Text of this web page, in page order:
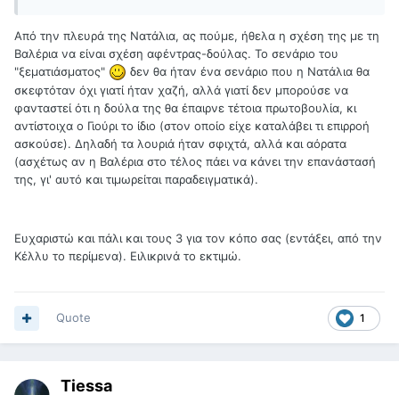
Από την πλευρά της Νατάλια, ας πούμε, ήθελα η σχέση της με τη
Βαλέρια να είναι σχέση αφέντρας-δούλας. Το σενάριο του
"ξεματιάσματος"
δεν θα ήταν ένα σενάριο που η Νατάλια θα
σκεφτόταν όχι γιατί ήταν χαζή, αλλά γιατί δεν μπορούσε να
φανταστεί ότι η δούλα της θα έπαιρνε τέτοια πρωτοβουλία, κι
αντίστοιχα ο Γιούρι το ίδιο (στον οποίο είχε καταλάβει τι επιρροή
ασκούσε). Δηλαδή τα λουριά ήταν σφιχτά, αλλά και αόρατα
(ασχέτως αν η Βαλέρια στο τέλος πάει να κάνει την επανάστασή
της, γι' αυτό και τιμωρείται παραδειγματικά).
Ευχαριστώ και πάλι και τους 3 για τον κόπο σας (εντάξει, από την
Κέλλυ το περίμενα). Ειλικρινά το εκτιμώ.
1
Quote
Tiessa